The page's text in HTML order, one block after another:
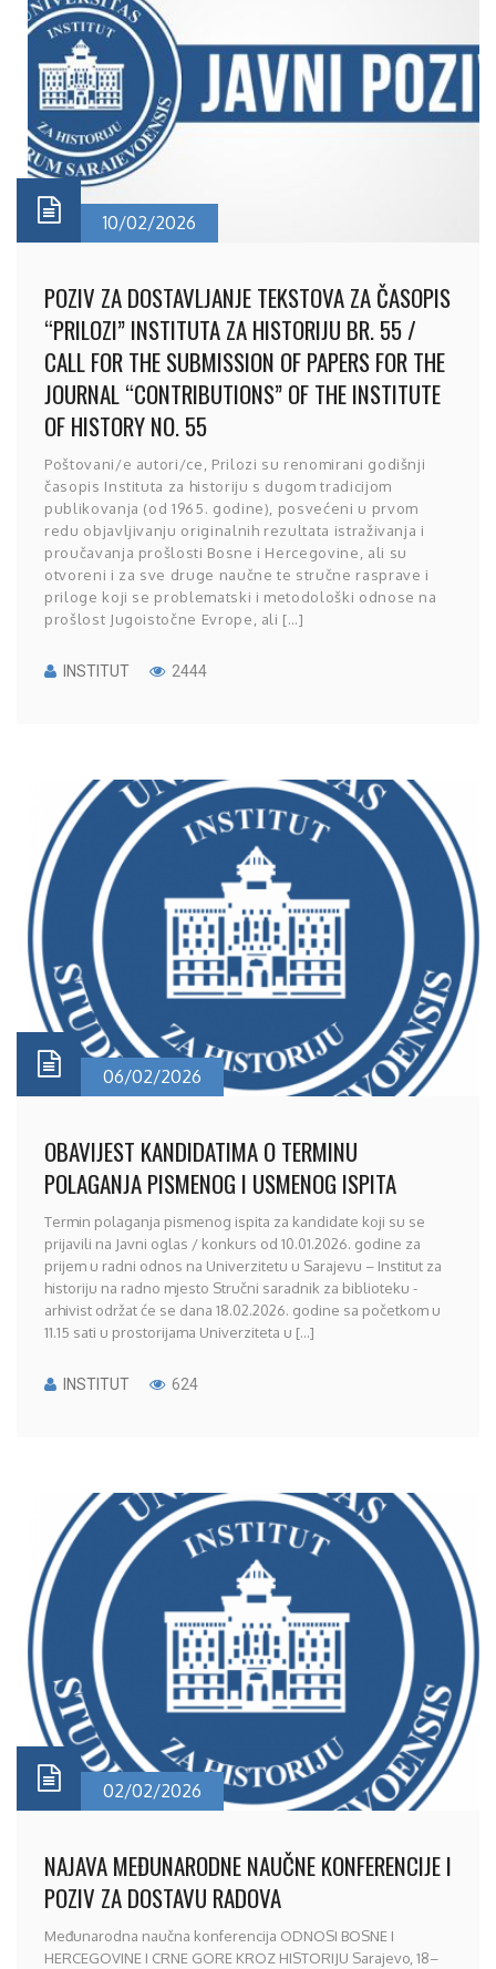
10/02/2026
POZIV ZA DOSTAVLJANJE TEKSTOVA ZA ČASOPIS
“PRILOZI” INSTITUTA ZA HISTORIJU BR. 55 /
CALL FOR THE SUBMISSION OF PAPERS FOR THE
JOURNAL “CONTRIBUTIONS” OF THE INSTITUTE
OF HISTORY NO. 55
Poštovani/e autori/ce, Prilozi su renomirani godišnji
časopis Instituta za historiju s dugom tradicijom
publikovanja (od 1965. godine), posvećeni u prvom
redu objavljivanju originalnih rezultata istraživanja i
proučavanja prošlosti Bosne i Hercegovine, ali su
otvoreni i za sve druge naučne te stručne rasprave i
priloge koji se problematski i metodološki odnose na
prošlost Jugoistočne Evrope, ali […]
INSTITUT 2444
06/02/2026
OBAVIJEST KANDIDATIMA O TERMINU
POLAGANJA PISMENOG I USMENOG ISPITA
Termin polaganja pismenog ispita za kandidate koji su se
prijavili na Javni oglas / konkurs od 10.01.2026. godine za
prijem u radni odnos na Univerzitetu u Sarajevu – Institut za
historiju na radno mjesto Stručni saradnik za biblioteku -
arhivist održat će se dana 18.02.2026. godine sa početkom u
11.15 sati u prostorijama Univerziteta u [...]
INSTITUT 624
02/02/2026
NAJAVA MEĐUNARODNE NAUČNE KONFERENCIJE I
POZIV ZA DOSTAVU RADOVA
Međunarodna naučna konferencija ODNOSI BOSNE I
HERCEGOVINE I CRNE GORE KROZ HISTORIJU Sarajevo, 18–